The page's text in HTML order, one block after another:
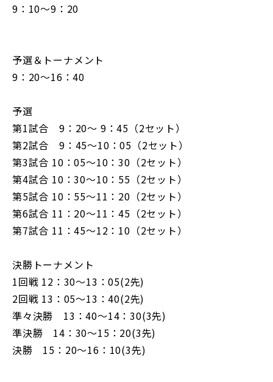
9：10～9：20
予選＆トーナメント
9：20～16：40
予選
第1試合 9：20～ 9：45（2セット）
第2試合 9：45～10：05（2セット）
第3試合 10：05～10：30（2セット）
第4試合 10：30～10：55（2セット）
第5試合 10：55～11：20（2セット）
第6試合 11：20～11：45（2セット）
第7試合 11：45～12：10（2セット）
決勝トーナメント
1回戦 12：30～13：05(2先)
2回戦 13：05～13：40(2先)
準々決勝 13：40～14：30(3先)
準決勝 14：30～15：20(3先)
決勝 15：20～16：10(3先)